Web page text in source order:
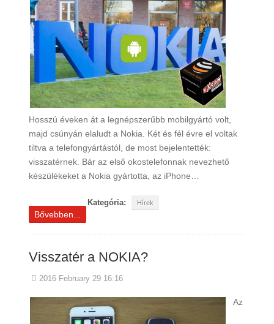
Hosszú éveken át a legnépszerűbb mobilgyártó volt,
majd csúnyán elaludt a Nokia. Két és fél évre el voltak
tiltva a telefongyártástól, de most bejelentették:
visszatérnek. Bár az első okostelefonnak nevezhető
készülékeket a Nokia gyártotta, az iPhone…
Kategória: Hírek
Bővebben...
Visszatér a NOKIA?
2016 February 29 16:16
Az